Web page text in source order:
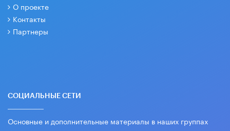
О проекте
Контакты
Партнеры
СОЦИАЛЬНЫЕ СЕТИ
Основные и дополнительные материалы в наших группах